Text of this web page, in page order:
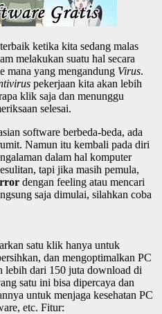
ketika kita sedang malas
melakukan suatu hal secara
mana yang mengandung Virus.
pekerjaan kita akan lebih
klik saja dan menunggu
selesai.
software berbeda-beda, ada
Namun itu kembali pada diri
dalam hal komputer
tapi jika masih pemula,
dengan feeling atau mencari
saja dimulai, silahkan coba
satu klik hanya untuk
dan mengoptimalkan PC
lebih dari 150 juta download di
satu ini bisa dipercaya dan
untuk menjaga kesehatan PC
etc. Fitur: